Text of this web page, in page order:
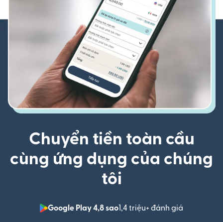
Chuyển tiền toàn cầu
cùng ứng dụng của chúng
tôi
Google Play 4,8 sao1,4 triệu+ đánh giá